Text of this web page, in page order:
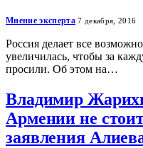
Мнение эксперта 7 декабря, 2016
Россия делает все
увеличилась, чтобы за
просили. Об этом на…
Владимир
Армении не
заявления